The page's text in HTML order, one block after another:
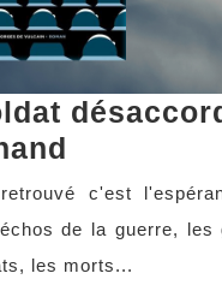
c'est
de la guerre, les
les morts...